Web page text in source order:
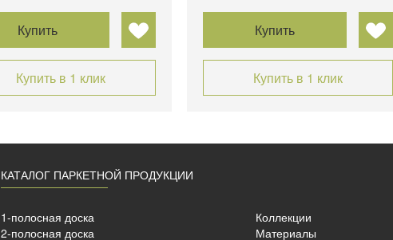
Купить
Купить в 1 клик
Купить
Купить в 1 клик
КАТАЛОГ ПАРКЕТНОЙ ПРОДУКЦИИ
1-полосная доска
2-полосная доска
Коллекции
Материалы